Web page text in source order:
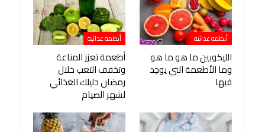
أنظمة غذائية
الليكوبين ما هو ما هو
وما الأطعمة التي يوجد
فيها
أنظمة غذائية
أطعمة تعزز المناعة
وتخفف التعب خلال
رمضان دليلك الغذائي
لشهر الصيام